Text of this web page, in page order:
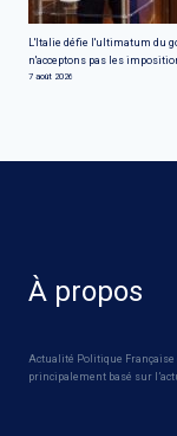
L'Italie défie l'ultimatum du
n'acceptons pas les
7 août 2026
À propos
Actualité Politique
principalement basé sur